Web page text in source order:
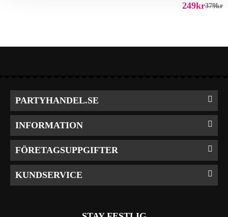
379Kr
249Kr
PARTYHANDEL.SE
INFORMATION
FÖRETAGSUPPGIFTER
KUNDSERVICE